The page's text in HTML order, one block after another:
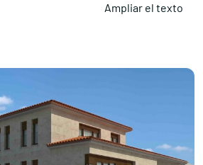
Ampliar el texto